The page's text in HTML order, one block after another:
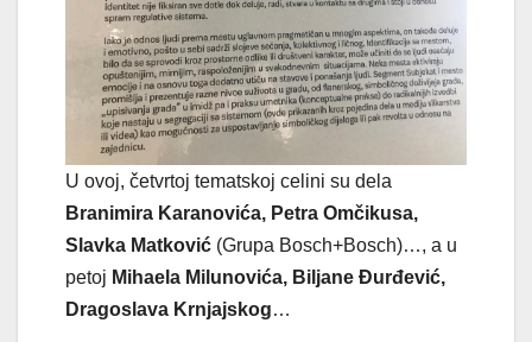
U ovoj, četvrtoj tematskoj celini su dela
Branimira Karanovića, Petra Omčikusa,
Slavka Matković (Grupa Bosch+Bosch)…, a u
petoj Mihaela Milunovića, Biljane Đurđević,
Dragoslava Krnjajskog…